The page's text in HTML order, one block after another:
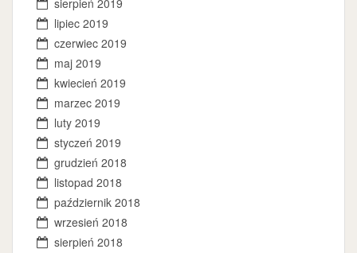
sierpień 2019
lipiec 2019
czerwiec 2019
maj 2019
kwiecień 2019
marzec 2019
luty 2019
styczeń 2019
grudzień 2018
listopad 2018
październik 2018
wrzesień 2018
sierpień 2018